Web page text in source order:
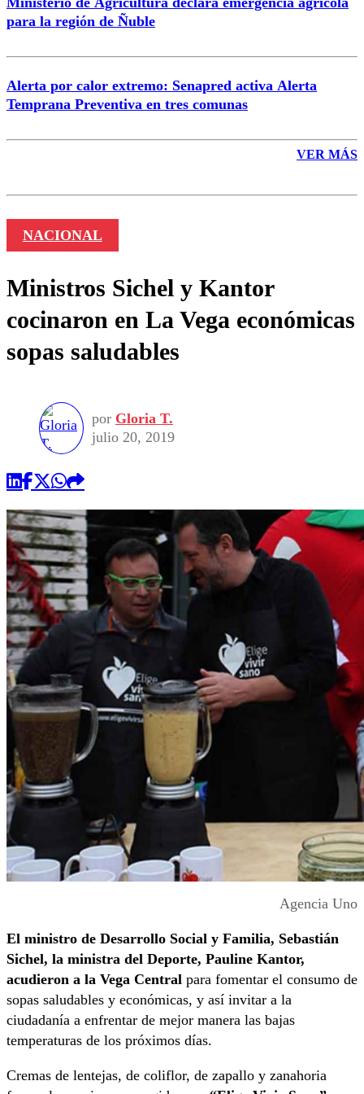
para la región de Ñuble
Alerta por calor extremo: Senapred activa Alerta
Temprana Preventiva en tres comunas
VER MÁS
NACIONAL
Ministros Sichel y Kantor
cocinaron en La Vega económicas
sopas saludables
por Gloria T.
julio 20, 2019
Agencia Uno
El ministro de Desarrollo Social y Familia, Sebastián
Sichel, la ministra del Deporte, Pauline Kantor,
acudieron a la Vega Central para fomentar el consumo de
sopas saludables y económicas, y así invitar a la
ciudadanía a enfrentar de mejor manera las bajas
temperaturas de los próximos días.
Cremas de lentejas, de coliflor, de zapallo y zanahoria